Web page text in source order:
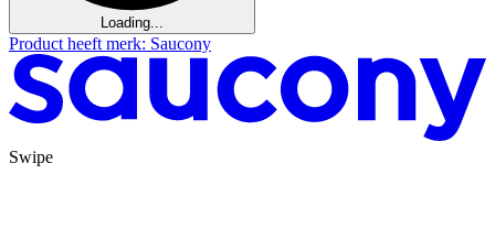
Loading...
Product heeft merk: Saucony
Swipe